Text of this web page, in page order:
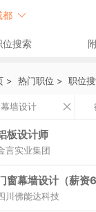
都
位搜索
> 热门职位 > 职位
幕墙设计
板设计师
言实业集团
窗幕墙设计（薪资
川佛能达科技